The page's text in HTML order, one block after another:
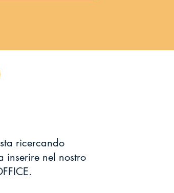
ricercando
inserire nel nostro